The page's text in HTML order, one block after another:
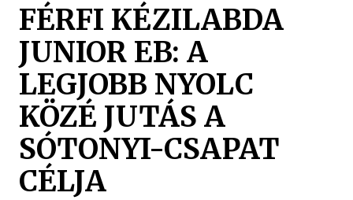
FÉRFI KÉZILABDA
JUNIOR EB: A
LEGJOBB NYOLC
KÖZÉ JUTÁS A
SÓTONYI-CSAPAT
CÉLJA